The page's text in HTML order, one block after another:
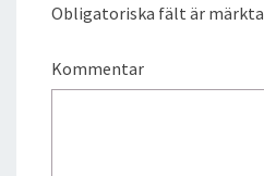
Obligatoriska fält är märkta
Kommentar